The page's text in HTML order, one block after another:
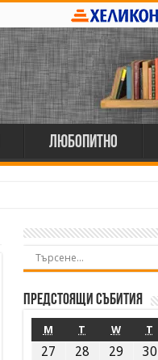
Любопитно
Предстоящи събития
M T W T
27 28 29 30